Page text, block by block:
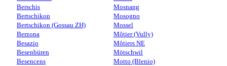
Berschis
Bertschikon
Bertschikon (Gossau ZH)
Berzona
Besazio
Besenbüren
Besencens
Mosnang
Mosogno
Mossel
Môtier (Vully)
Môtiers NE
Mötschwil
Motto (Blenio)